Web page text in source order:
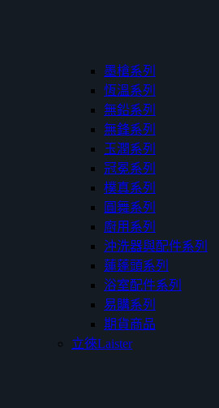
墨槍系列
恆溫系列
無鉛系列
無鋒系列
玉潤系列
冠冕系列
樸真系列
圓舞系列
廚用系列
沖洗器與配件系列
蓮蓬頭系列
浴室配件系列
易購系列
期貨商品
立徠Laister